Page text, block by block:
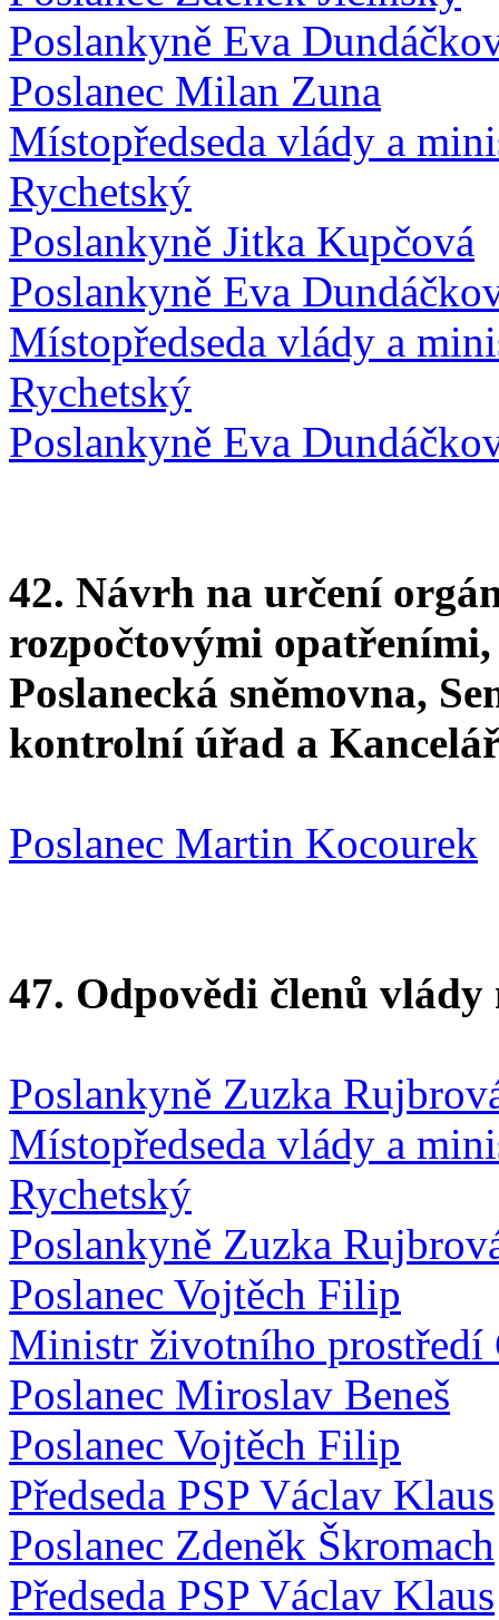
Poslankyně Eva
Poslanec Milan Zuna
Místopředseda vlády a
Rychetský
Poslankyně Jitka Kupčová
Poslankyně Eva
Místopředseda vlády a
Rychetský
Poslankyně Eva
42. Návrh na určení
rozpočtovými
Poslanecká sněmovna,
kontrolní úřad a
Poslanec Martin Kocourek
47. Odpovědi členů vlády
Poslankyně Zuzka
Místopředseda vlády a
Rychetský
Poslankyně Zuzka
Poslanec Vojtěch Filip
Ministr životního
Poslanec Miroslav Beneš
Poslanec Vojtěch Filip
Předseda PSP Václav Klaus
Poslanec Zdeněk Škromach
Předseda PSP Václav Klaus